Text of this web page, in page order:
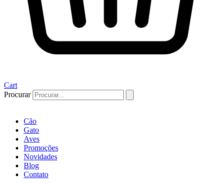
Cart
Procurar
Cão
Gato
Aves
Promoções
Novidades
Blog
Contato